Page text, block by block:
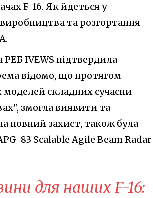
F-16. Як йдеться у
виробництва та розгортання
IVEWS підтвердила
відомо, що протягом
моделей складних сучасни
змогла виявити та
повний захист, також була
83 Scalable Agile Beam Radar
для наших F-16: